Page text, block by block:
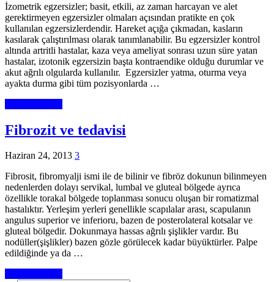
İzometrik egzersizler; basit, etkili, az zaman harcayan ve alet
gerektirmeyen egzersizler olmaları açısından pratikte en çok
kullanılan egzersizlerdendir. Hareket açığa çıkmadan, kasların
kasılarak çalıştırılması olarak tanımlanabilir. Bu egzersizler kontrol
altında artritli hastalar, kaza veya ameliyat sonrası uzun süre yatan
hastalar, izotonik egzersizin başta kontraendike olduğu durumlar ve
akut ağrılı olgularda kullanılır. Egzersizler yatma, oturma veya
ayakta durma gibi tüm pozisyonlarda …
Fibrozit ve tedavisi
Haziran 24, 2013 3
Fibrosit, fibromyalji ismi ile de bilinir ve fibröz dokunun bilinmeyen
nedenlerden dolayı servikal, lumbal ve gluteal bölgede ayrıca
özellikle torakal bölgede toplanması sonucu oluşan bir romatizmal
hastalıktır. Yerleşim yerleri genellikle scapılalar arası, scapulanın
angulus superior ve inferioru, bazen de posterolateral kotsalar ve
gluteal bölgedir. Dokunmaya hassas ağrılı şişlikler vardır. Bu
nodüller(şişlikler) bazen gözle görülecek kadar büyüktürler. Palpe
edildiğinde ya da …